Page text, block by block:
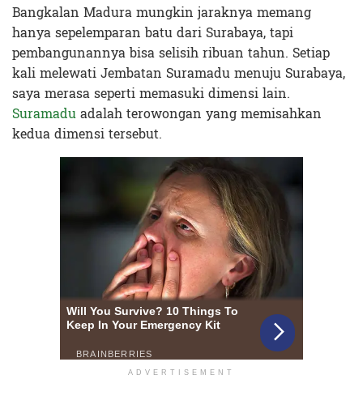
Bangkalan Madura mungkin jaraknya memang
hanya sepelemparan batu dari Surabaya, tapi
pembangunannya bisa selisih ribuan tahun. Setiap
kali melewati Jembatan Suramadu menuju Surabaya,
saya merasa seperti memasuki dimensi lain.
Suramaduadalah terowongan yang memisahkan
kedua dimensi tersebut.
ADVERTISEMENT